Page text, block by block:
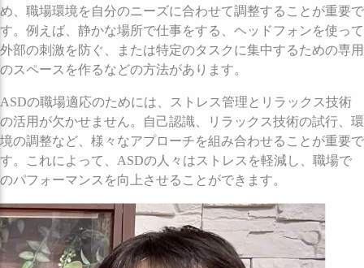
め、職場環境を自分のニーズに合わせて調整することが重要で
す。例えば、静かな場所で仕事をする、ヘッドフォンを使って
外部の刺激を防ぐ、または特定のタスクに集中するための専用
のスペースを作るなどの方法があります。
ASDの職場適応のためには、ストレス管理とリラックス技術
の活用が欠かせません。自己認識、リラックス技術の試行、環
境の調整など、様々なアプローチを組み合わせることが重要で
す。これによって、ASDの人々はストレスを軽減し、職場で
のパフォーマンスを向上させることができます。